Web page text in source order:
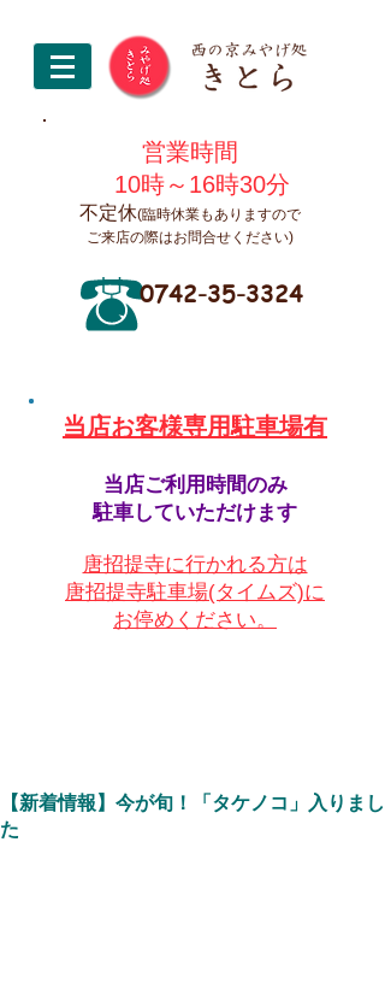
0742-35-3324
営業時間
10時～16時30分
不定休(臨時休業もありますので
ご来店の際はお問合せください)
​当店お客様専用駐車場有
当店ご利用時間のみ
駐車していただけます
唐招提寺に行かれる方は
唐招提寺駐車場(タイムズ)に
お停めください。
【新着情報】今が旬！「タケノコ」入りまし
た